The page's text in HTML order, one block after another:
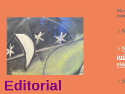
Editorial
>
>
>